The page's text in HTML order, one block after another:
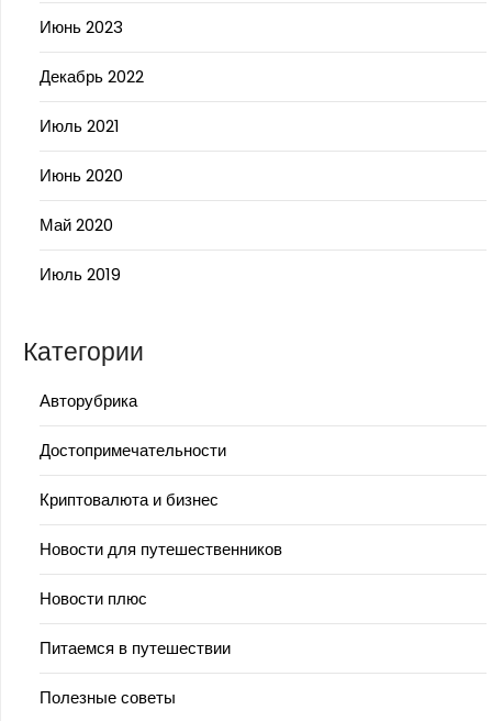
Июнь 2023
Декабрь 2022
Июль 2021
Июнь 2020
Май 2020
Июль 2019
Категории
Авторубрика
Достопримечательности
Криптовалюта и бизнес
Новости для путешественников
Новости плюс
Питаемся в путешествии
Полезные советы